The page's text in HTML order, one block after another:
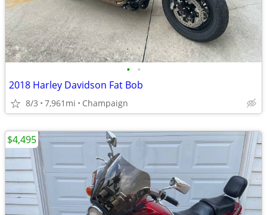
• •
2018 Harley Davidson Fat Bob
8/3 7,961mi Champaign
$4,495